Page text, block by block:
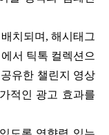
치되며, 해시태그
서 틱톡 컬렉션으
유한 챌린지 영상
적인 광고 효과를